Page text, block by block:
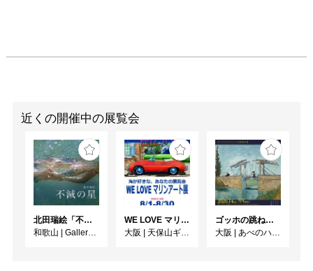
近くの開催中の展覧会
北田瑞絵「不滅の星」
和歌山
Gallery&Cafe AQUA
WE LOVE マリンアート展 ～海の絵で癒されよう～
大阪
天保山ギャラリー
ゴッホの跳ね橋と印象派の画家たち ヴァルラフ＝リヒャルツ美術館所蔵
大阪
あべのハルカス美術館